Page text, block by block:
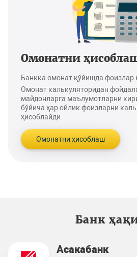
Омонатни
Банкка омонат қўйишда фоизлар
Омонат калькуляторидан
майдонларга маълумотларни
бўйича ҳар ойлик фоизларни
ҳисоблайди.
Омонатни ҳисоблаш
Банк
Асакабанк